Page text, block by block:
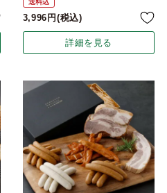
送料込
3,996 税込
詳細を見る